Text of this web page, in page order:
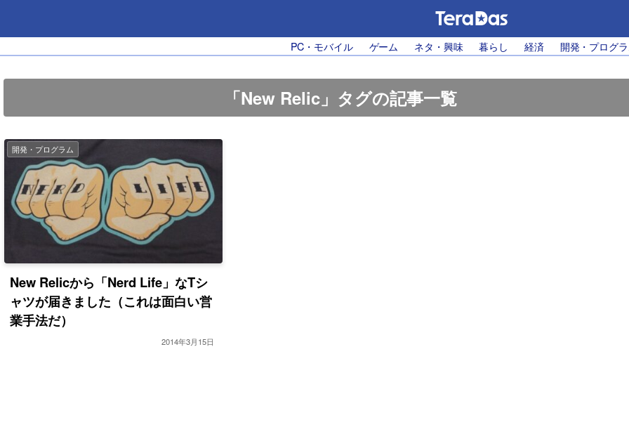
PC・モバイル ゲーム ネタ・興味 暮らし 経済 開発・プログ
「New Relic」タグの記事一覧
開発・プログラム
New Relicから「Nerd Life」なTシ
ャツが届きました（これは面白い営
業手法だ）
2014年3月15日